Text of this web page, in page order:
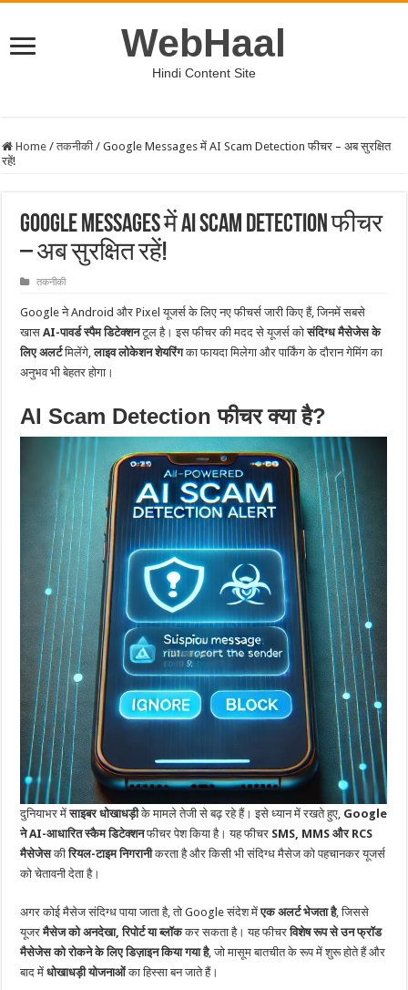
WebHaal
Hindi Content Site
Home / तकनीकी / Google Messages में AI Scam Detection फीचर – अब सुरक्षित
रहें!
Google Messages में AI Scam Detection फीचर
– अब सुरक्षित रहें!
तकनीकी
Google ने Android और Pixel यूजर्स के लिए नए फीचर्स जारी किए हैं, जिनमें सबसे
खासAI-पावर्ड स्पैम डिटेक्शनटूल है। इस फीचर की मदद से यूजर्स कोसंदिग्ध मैसेजेस के
लिए अलर्टमिलेंगे,लाइव लोकेशन शेयरिंगका फायदा मिलेगा और पार्किंग के दौरान गेमिंग का
अनुभव भी बेहतर होगा।
AI Scam Detection फीचर क्या है?
दुनियाभर मेंसाइबर धोखाधड़ीके मामले तेजी से बढ़ रहे हैं। इसे ध्यान में रखते हुए, Google
ने AI-आधारित स्कैम डिटेक्शनफीचर पेश किया है। यह फीचर SMS, MMS और RCS
मैसेजेसकीरियल-टाइम निगरानीकरता है और किसी भी संदिग्ध मैसेज को पहचानकर यूजर्स
को चेतावनी देता है।
अगर कोई मैसेज संदिग्ध पाया जाता है, तो Google संदेश मेंएक अलर्ट भेजता है, जिससे
यूजरमैसेज को अनदेखा, रिपोर्ट या ब्लॉककर सकता है। यह फीचरविशेष रूप से उन फ्रॉड
मैसेजेस को रोकने के लिए डिज़ाइन किया गया है, जो मासूम बातचीत के रूप में शुरू होते हैं और
बाद मेंधोखाधड़ी योजनाओंका हिस्सा बन जाते हैं।